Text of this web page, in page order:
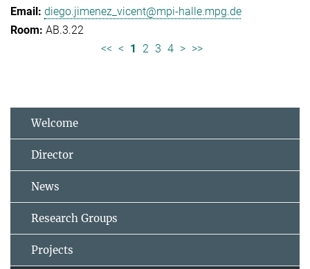
diego.jimenez_vicent@mpi-halle.mpg.de
AB.3.22
<< < 1 2 3 4 > >>
Welcome
Director
News
Research Groups
Projects